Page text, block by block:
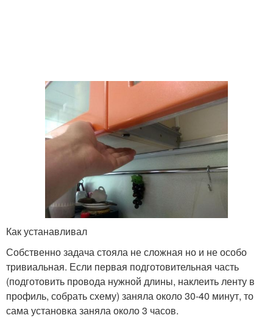
Как устанавливал
Собственно задача стояла не сложная но и не особо
тривиальная. Если первая подготовительная часть
(подготовить провода нужной длины, наклеить ленту в
профиль, собрать схему) заняла около 30-40 минут, то
сама установка заняла около 3 часов.